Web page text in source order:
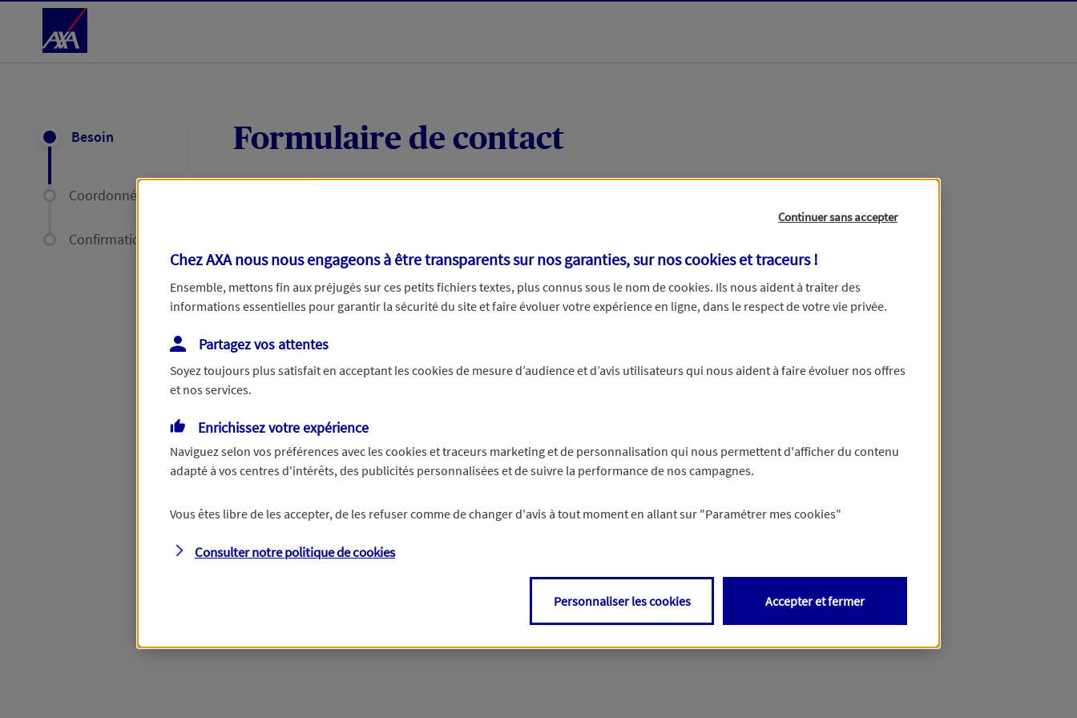
Accéder au Contenu
Besoin
Coordonnées
Confirmation
Formulaire de contact
Votre message :
Vous disposez de droits sur les informations vous concernant. Pour plus d’informations,
Continuer sans accepter
Chez AXA nous nous engageons à être transparents sur nos garanties, sur noscookies et traceurs!
Ensemble, mettons fin aux préjugés sur ces petits fichiers textes, plus connus sous le nom decookies. Ils nous aident à traiter des
informations essentielles pour garantir la sécurité du site et faire évoluer votre expérience en ligne, dans le respect de votre vie privée.
Partagez vos attentes
Soyez toujours plus satisfait en acceptant les cookies de mesure d’audience et d’avis utilisateurs qui nous aident à faire évoluer nos offres
et nos services.
Enrichissez votre expérience
Naviguez selon vos préférences avec les cookies et traceurs marketing et de personnalisation qui nous permettent d'afficher du contenu
adapté à vos centres d'intérêts, des publicités personnalisées et de suivre la performance de nos campagnes.
Vous êtes libre de les accepter, de les refuser comme de changer d'avis à tout moment en allant sur "Paramétrer mes cookies"
Consulter notre politique decookies
Personnaliser les cookies Accepter et fermer